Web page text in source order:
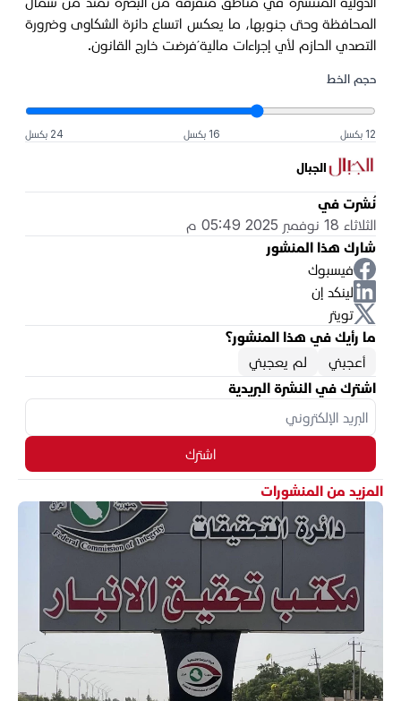
المحافظة وحتى جنوبها، ما يعكس اتساع دائرة الشكاوى وضرورة
التصدي الحازم لأي إجراءات مالية ُفرضت خارج القانون.
حجم الخط
12 بكسل 16 بكسل 24 بكسل
الجبال
نُشرت في
الثلاثاء 18 نوفمبر 2025 05:49 م
شارك هذا المنشور
فيسبوك
لينكد إن
تويتر
ما رأيك في هذا المنشور؟
أعجبني
لم يعجبني
اشترك في النشرة البريدية
اشترك
المزيد من المنشورات